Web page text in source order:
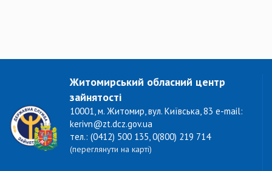
Житомирський обласний центр
зайнятості
10001, м. Житомир, вул. Київська, 83 e-mail:
kerivn@zt.dcz.gov.ua
тел.: (0412) 500 135, 0(800) 219 714
(переглянути на карті)